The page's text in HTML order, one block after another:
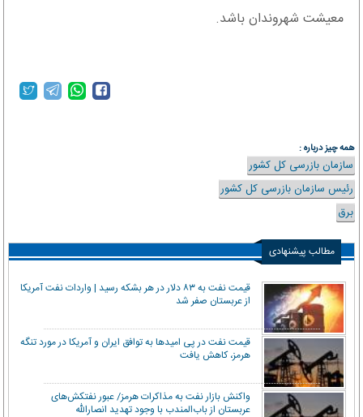
معیشت شهروندان باشد.
همه چیز درباره :
سازمان بازرسی کل کشور
رئیس سازمان بازرسی کل کشور
برق
مطالب پیشنهادی
قیمت نفت به ۸۳ دلار در هر بشکه رسید | واردات نفت آمریکا
از عربستان صفر شد
قیمت نفت در پی امیدها به توافق ایران و آمریکا در مورد تنگه
هرمز، کاهش یافت
واکنش بازار نفت به مذاکرات هرمز/ عبور نفتکش‌های
عربستان از باب‌المندب با وجود تهدید انصارالله